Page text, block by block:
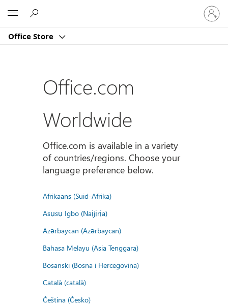
Office Store
登
入
您
Office.com
Worldwide
Office.com is available in a variety
of countries/regions. Choose your
language preference below.
Afrikaans (Suid-Afrika)
Asụsụ Igbo (Naịjịrịa)
Azərbaycan (Azərbaycan)
Bahasa Melayu (Asia Tenggara)
Bosanski (Bosna i Hercegovina)
Català (català)
Čeština (Česko)